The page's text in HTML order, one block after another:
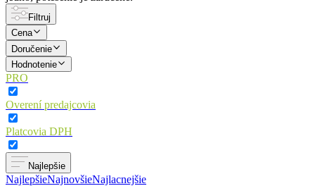
Filtruj
Cena
Doručenie
Hodnotenie
PRO
Overení predajcovia
Platcovia DPH
Najlepšie
NajlepšieNajnovšieNajlacnejšie